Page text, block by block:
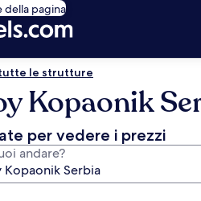
della pagina
le strutture
Kopaonik
per vedere i prezzi
andare?